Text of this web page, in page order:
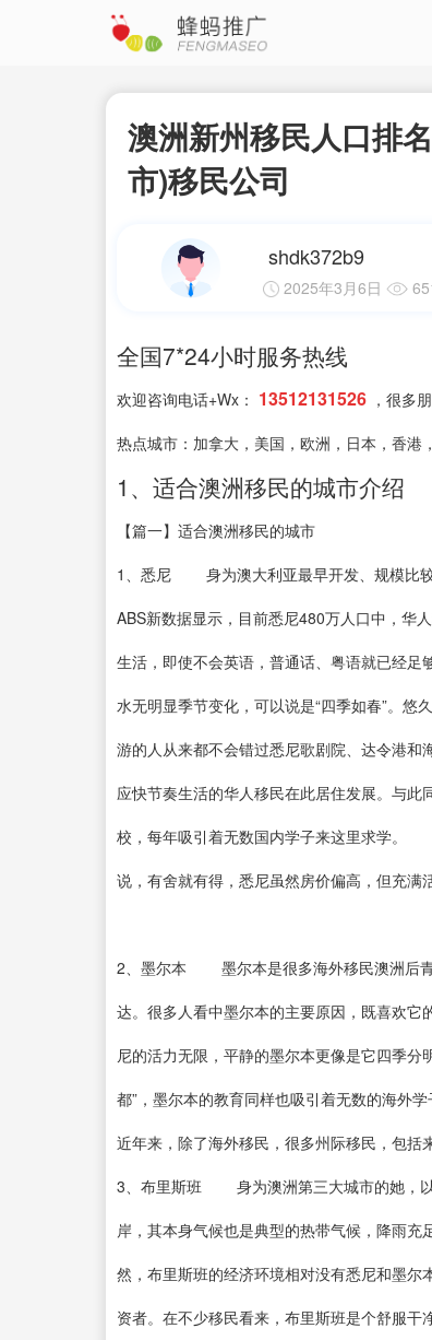
澳洲新州移民人口排
市)移民公司
shdk372b9
2025年3月6日
全国7*24小时服务热线
欢迎咨询电话+Wx： 13512131526 ，很多
热点城市：加拿大，美国，欧洲，日本，香
1、适合澳洲移民的城市介绍
【篇一】适合澳洲移民的城市
1、悉尼 身为澳大利亚最早开发、规模比较
ABS新数据显示，目前悉尼480万人口中，华
生活，即使不会英语，普通话、粤语就已经
水无明显季节变化，可以说是“四季如春”。
游的人从来都不会错过悉尼歌剧院、达令港
应快节奏生活的华人移民在此居住发展。与
校，每年吸引着无数国内学子来这里求学。
说，有舍就有得，悉尼虽然房价偏高，但充满
2、墨尔本 墨尔本是很多海外移民澳洲后青
达。很多人看中墨尔本的主要原因，既喜欢
尼的活力无限，平静的墨尔本更像是它四季分
都”，墨尔本的教育同样也吸引着无数的海外
近年来，除了海外移民，很多州际移民，包
3、布里斯班 身为澳洲第三大城市的她，以
岸，其本身气候也是典型的热带气候，降雨
然，布里斯班的经济环境相对没有悉尼和墨
资者。在不少移民看来，布里斯班是个舒服